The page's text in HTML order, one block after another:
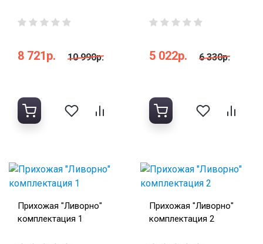
8 721р. 10 990р. 5 022р. 6 330р.
Прихожая "Ливорно"
комплектация 1
Прихожая "Ливорно"
комплектация 2